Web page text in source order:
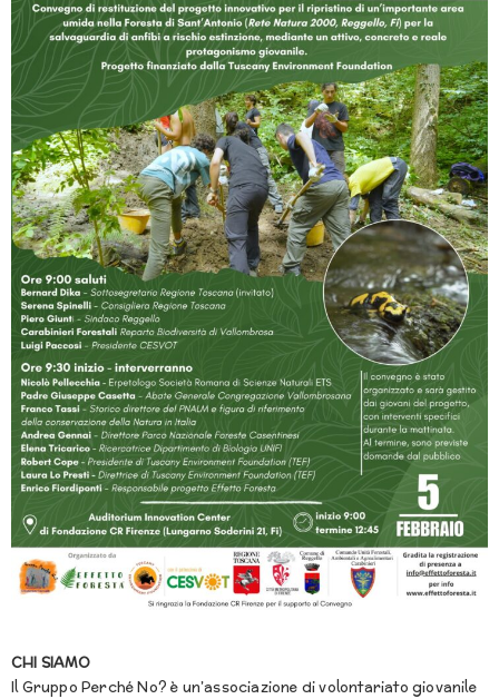
CHI SIAMO
Il Gruppo Perché No? è un’associazione di volontariato giovanile